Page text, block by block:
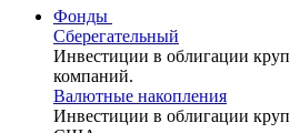
Фонды
Сберегательный
Инвестиции в облигации
компаний.
Валютные накопления
Инвестиции в облигации